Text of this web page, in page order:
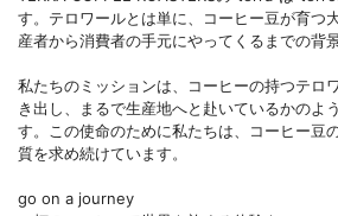
す。テロワールとは単に、コーヒー豆が育つ
産者から消費者の手元にやってくるまでの背
私たちのミッションは、コーヒーの持つテロ
き出し、まるで生産地へと赴いているかのよ
す。この使命のために私たちは、コーヒー豆
質を求め続けています。
go on a journey